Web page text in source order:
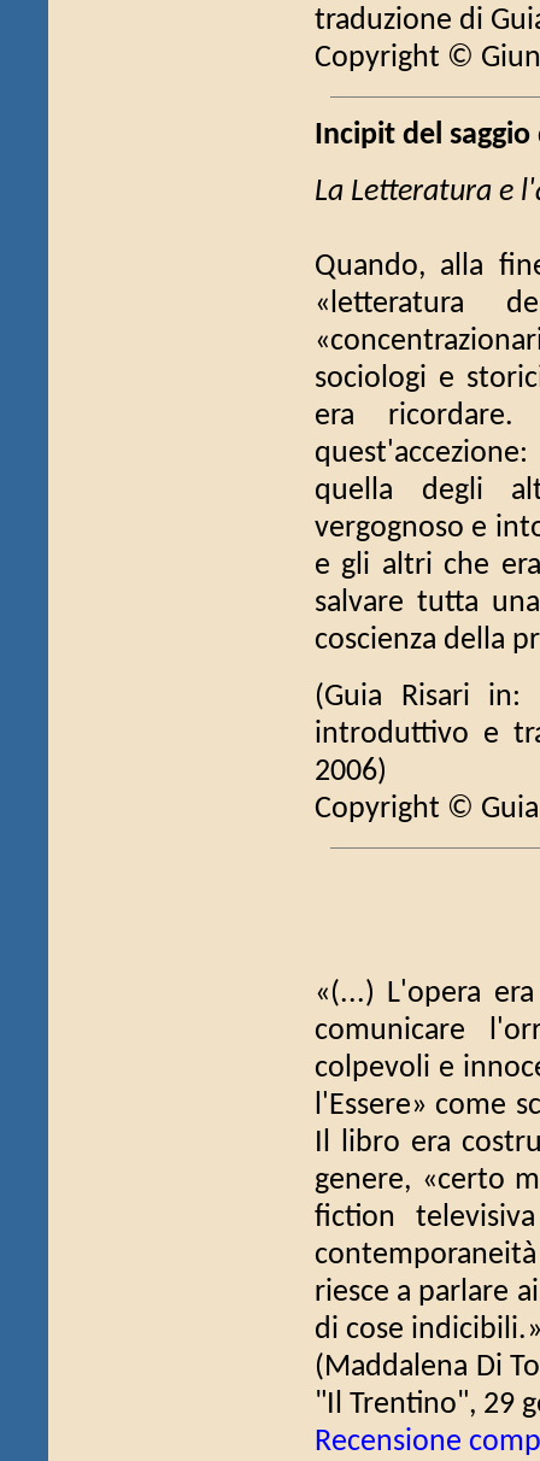
traduzione di
Copyright ©
Incipit del saggio
La Letteratura e
Quando, alla
«letteratura
sociologi e
era
quella degli
vergognoso e
e gli altri che
salvare tutta
coscienza della
(Guia Risari
introduttivo e
2006)
Copyright © Guia
«(...) L'opera
comunicare
colpevoli e
l'Essere» come
Il libro era
genere, «certo
fiction
riesce a parlare
di cose
(Maddalena Di
"Il Trentino", 29
Recensione